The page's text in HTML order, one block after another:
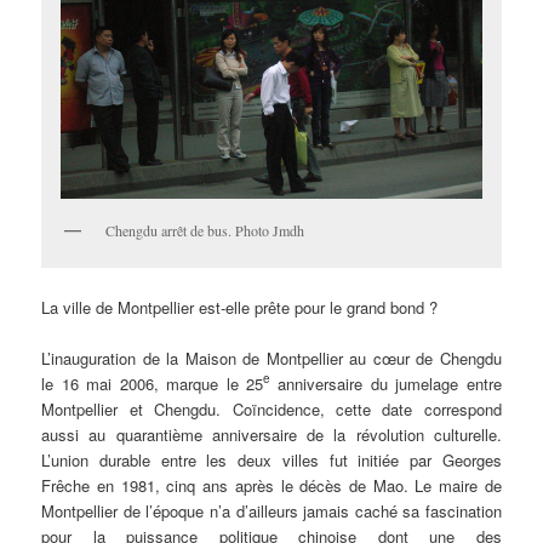
Chengdu arrêt de bus. Photo Jmdh
La ville de Montpellier est-elle prête pour le grand bond ?
L’inauguration de la Maison de Montpellier au cœur de Chengdu
le 16 mai 2006, marque le 25e anniversaire du jumelage entre
Montpellier et Chengdu. Coïncidence, cette date correspond
aussi au quarantième anniversaire de la révolution culturelle.
L’union durable entre les deux villes fut initiée par Georges
Frêche en 1981, cinq ans après le décès de Mao. Le maire de
Montpellier de l’époque n’a d’ailleurs jamais caché sa fascination
pour la puissance politique chinoise dont une des